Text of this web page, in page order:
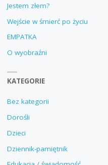
Jestem złem?
Wejście w śmierć po życiu
EMPATKA
O wyobraźni
KATEGORIE
Bez kategorii
Dorośli
Dzieci
Dziennik-pamiętnik